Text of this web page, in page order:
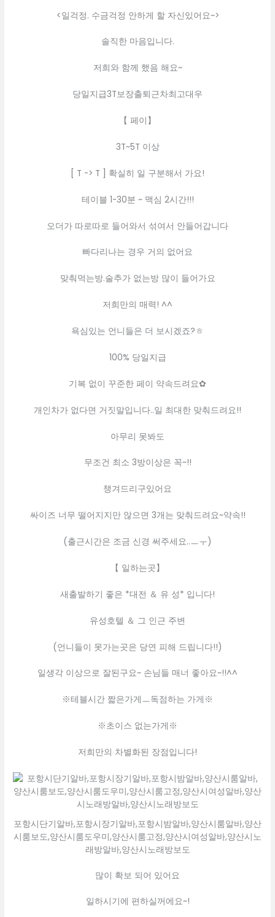
<일걱정. 수금걱정 안하게 할 자신있어요~>
솔직한 마음입니다.
저희와 함께 했음 해요~
당일지급3T보장출퇴근차최고대우
【 페이】
3T~5T 이상
[ T -> T ] 확실히 일 구분해서 가요!
테이블 1-30분 ~ 맥심 2시간!!!
오더가 따로따로 들어와서 섞여서 안들어갑니다
빠다리나는 경우 거의 없어요
맞춰먹는방.술추가 없는방 많이 들어가요
저희만의 매력! ^^
욕심있는 언니들은 더 보시겠죠?ㅎ
100% 당일지급
기복 없이 꾸준한 페이 약속드려요✿
개인차가 없다면 거짓말입니다..일 최대한 맞춰드려요!!
아무리 못봐도
무조건 최소 3방이상은 꼭~!!
챙겨드리구있어요
싸이즈 너무 떨어지지만 않으면 3개는 맞춰드려요~약속!!
(출근시간은 조금 신경 써주세요..ㅡㅜ)
【 일하는곳】
새출발하기 좋은 *대전 ＆ 유 성* 입니다!
유성호텔 ＆ 그 인근 주변
(언니들이 못가는곳은 당연 피해 드립니다!!)
일생각 이상으로 잘된구요~ 손님들 매너 좋아요~!!^^
※테블시간 짧은가게ㅡ독점하는 가게※
※초이스 없는가게※
저희만의 차별화된 장점입니다!
포항시단기알바,포항시장기알바,포항시밤알바,양산시룸알바,양산
시룸보도,양산시룸도우미,양산시룸고정,양산시여성알바,양산시노
래방알바,양산시노래방보도
많이 확보 되어 있어요
일하시기에 편하실꺼에요~!